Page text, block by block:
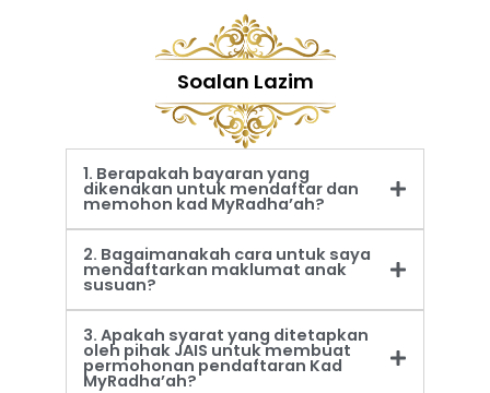
Soalan Lazim
1. Berapakah bayaran yang
dikenakan untuk mendaftar dan
memohon kad MyRadha’ah?
2. Bagaimanakah cara untuk saya
mendaftarkan maklumat anak
susuan?
3. Apakah syarat yang ditetapkan
oleh pihak JAIS untuk membuat
permohonan pendaftaran Kad
MyRadha’ah?